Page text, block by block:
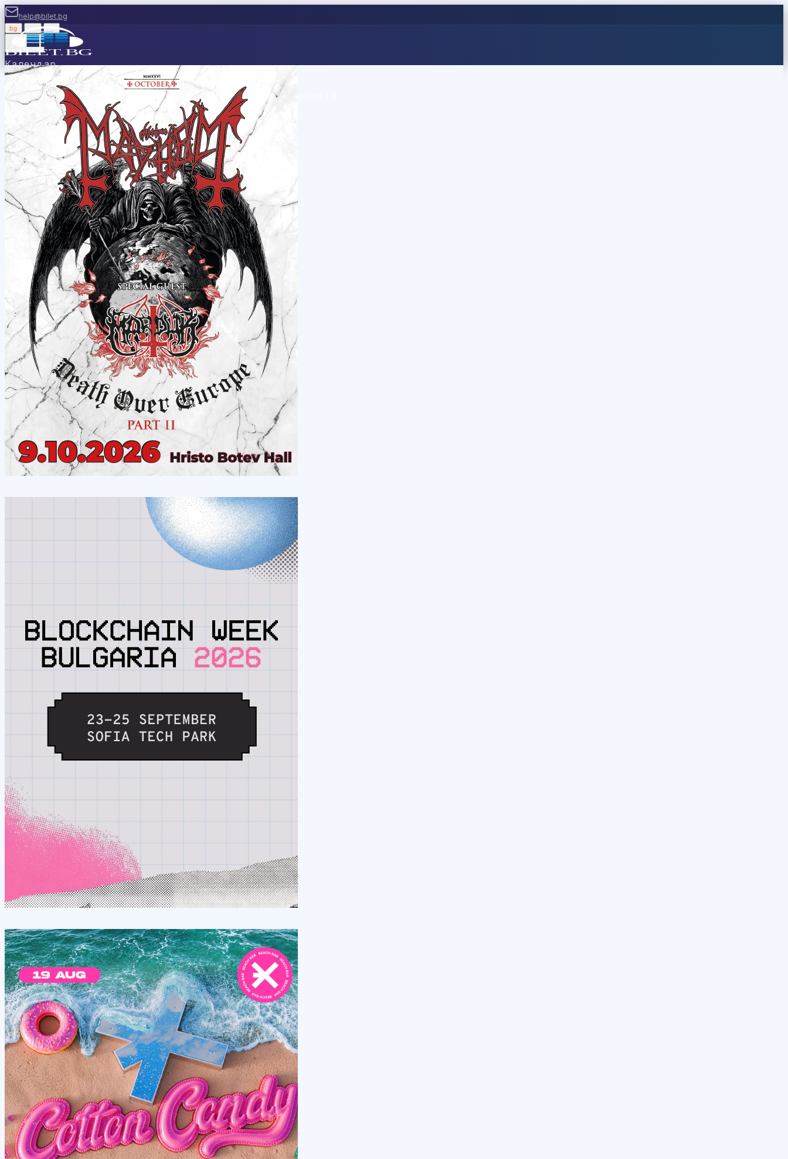
help@bilet.bg
bg |
Вход
Календар
Категории
МестаКасиПродавайте с нас Ваучери Новини Помощ